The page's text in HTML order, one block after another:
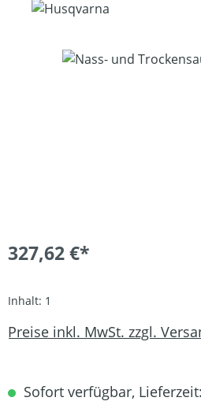
Bildergalerie überspringen
327,62 €*
Inhalt: 1
Preise inkl. MwSt. zzgl.
Sofort verfügbar,